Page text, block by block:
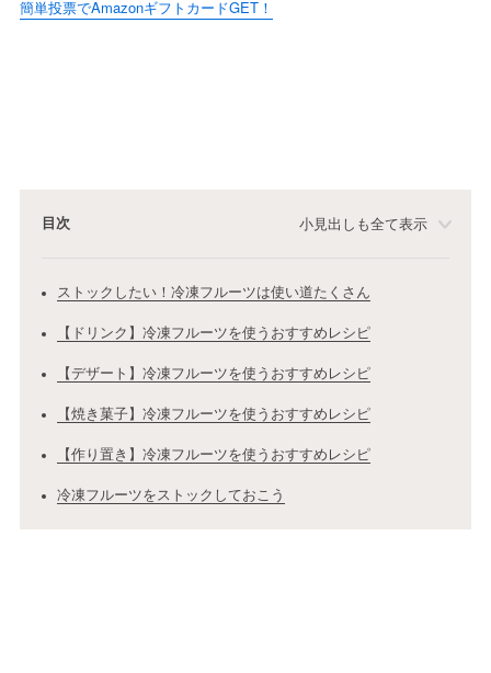
簡単投票でAmazonギフトカードGET！
目次 小見出しも全て表示
ストックしたい！冷凍フルーツは使い道たくさん
【ドリンク】冷凍フルーツを使うおすすめレシピ
【デザート】冷凍フルーツを使うおすすめレシピ
【焼き菓子】冷凍フルーツを使うおすすめレシピ
【作り置き】冷凍フルーツを使うおすすめレシピ
冷凍フルーツをストックしておこう